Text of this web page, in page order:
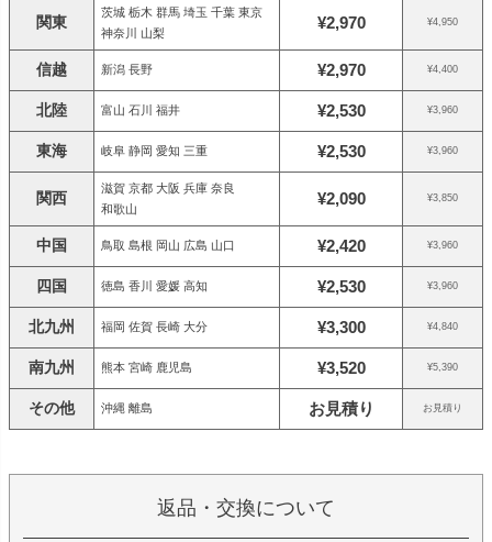
関東
茨城 栃木 群馬 埼玉 千葉 東京
神奈川 山梨
¥2,970 ¥4,950
信越 新潟 長野 ¥2,970 ¥4,400
北陸 富山 石川 福井 ¥2,530 ¥3,960
東海 岐阜 静岡 愛知 三重 ¥2,530 ¥3,960
関西
滋賀 京都 大阪 兵庫 奈良
和歌山
¥2,090 ¥3,850
中国 鳥取 島根 岡山 広島 山口 ¥2,420 ¥3,960
四国 徳島 香川 愛媛 高知 ¥2,530 ¥3,960
北九州 福岡 佐賀 長崎 大分 ¥3,300 ¥4,840
南九州 熊本 宮崎 鹿児島 ¥3,520 ¥5,390
その他 沖縄 離島 お見積り お見積り
返品・交換について